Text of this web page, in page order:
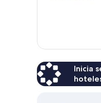
Inicia